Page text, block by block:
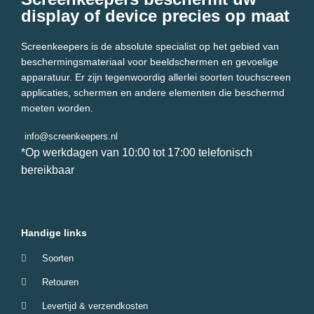
display of device precies op maat
Screenkeepers is de absolute specialist op het gebied van
beschermingsmateriaal voor beeldschermen en gevoelige
apparatuur. Er zijn tegenwoordig allerlei soorten touchscreen
applicaties, schermen en andere elementen die beschermd
moeten worden.
info@screenkeepers.nl
*Op werkdagen van 10:00 tot 17:00 telefonisch
bereikbaar
Handige links
Soorten
Retouren
Levertijd & verzendkosten